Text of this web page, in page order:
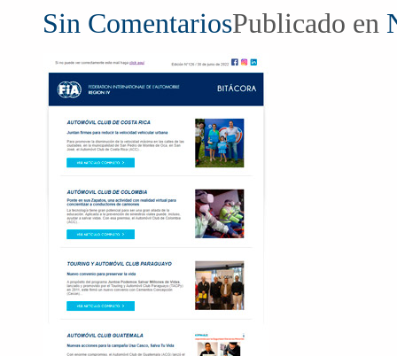
Sin ComentariosPublicado en